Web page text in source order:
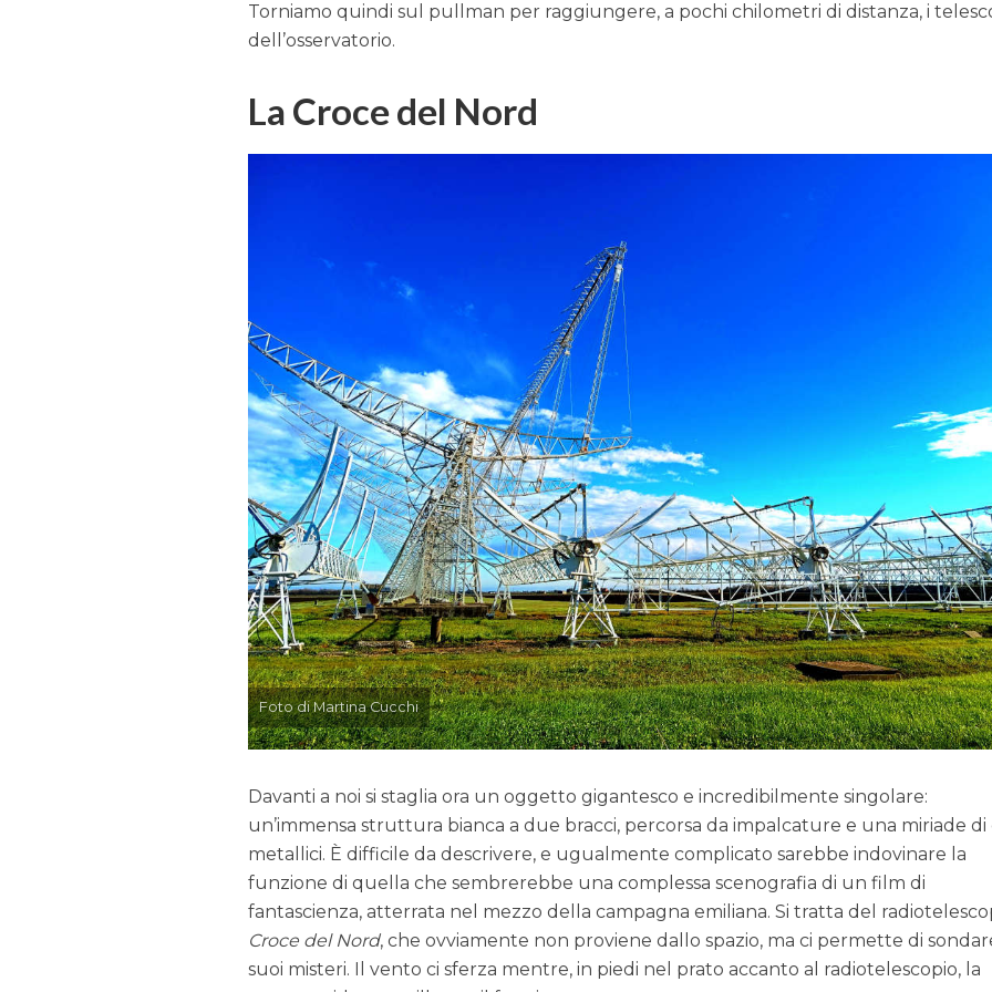
Torniamo quindi sul pullman per raggiungere, a pochi chilometri di distanza, i
dell’osservatorio.
La Croce del Nord
Foto di Martina Cucchi
Davanti a noi si staglia ora un oggetto gigantesco e incredibilmente singolare:
un’immensa struttura bianca a due bracci, percorsa da impalcature e una miriade di
metallici. È difficile da descrivere, e ugualmente complicato sarebbe indovinare la
funzione di quella che sembrerebbe una complessa scenografia di un film di
fantascienza, atterrata nel mezzo della campagna emiliana. Si tratta del
Croce del Nord, che ovviamente non proviene dallo spazio, ma ci permette di
suoi misteri. Il vento ci sferza mentre, in piedi nel prato accanto al radiotelescopio, la